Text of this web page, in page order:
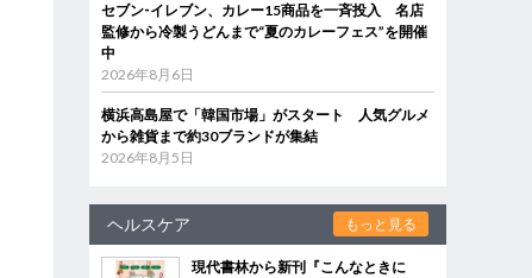
セブン‐イレブン、カレー15商品を一斉投入 名店
監修から冷製うどんまで“夏のカレーフェス”を開催
中
2026年8月6日
横浜高島屋で「韓国市場」がスタート 人気グルメ
から雑貨まで約30ブランドが集結
2026年8月5日
ヘルスケア もっと見る
現代書林から新刊『こんなときに